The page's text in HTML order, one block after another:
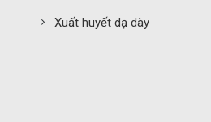
Xuất huyết dạ dày